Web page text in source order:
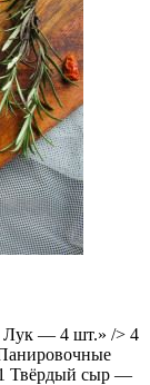
Лук — 4 шт.» /> 4
Твёрдый сыр —